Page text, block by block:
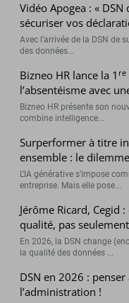
Vidéo Apogea : «
sécuriser vos
Avec l’arrivée de la DSN
des données...
Bizneo HR lance la 1 re
l’absentéisme avec
Bizneo HR présente son
combine intelligence...
Surperformer à titre
ensemble : le
L’IA générative s’impose
entreprise. Mais elle pose...
Jérôme Ricard, Cegid
qualité, pas
En 2026, la DSN change
la qualité des données ...
DSN en 2026 :
l’administration !